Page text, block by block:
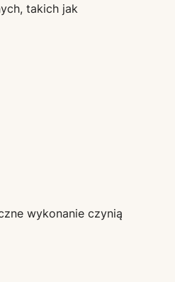
takich jak
wykonanie czynią